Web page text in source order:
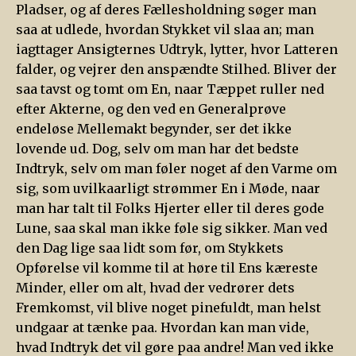
Pladser, og af deres Fællesholdning søger man
saa at udlede, hvordan Stykket vil slaa an; man
iagttager Ansigternes Udtryk, lytter, hvor Latteren
falder, og vejrer den anspændte Stilhed. Bliver der
saa tavst og tomt om En, naar Tæppet ruller ned
efter Akterne, og den ved en Generalprøve
endeløse Mellemakt begynder, ser det ikke
lovende ud. Dog, selv om man har det bedste
Indtryk, selv om man føler noget af den Varme om
sig, som uvilkaarligt strømmer En i Møde, naar
man har talt til Folks Hjerter eller til deres gode
Lune, saa skal man ikke føle sig sikker. Man ved
den Dag lige saa lidt som før, om Stykkets
Opførelse vil komme til at høre til Ens kæreste
Minder, eller om alt, hvad der vedrører dets
Fremkomst, vil blive noget pinefuldt, man helst
undgaar at tænke paa. Hvordan kan man vide,
hvad Indtryk det vil gøre paa andre! Man ved ikke